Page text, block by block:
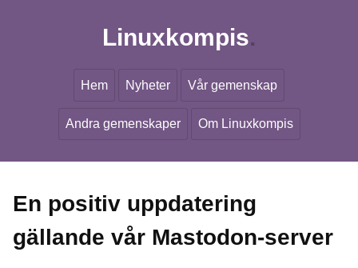
Linuxkompis
Hem Nyheter Vår gemenskap
Andra gemenskaper Om Linuxkompis
En positiv uppdatering
gällande vår Mastodon-server